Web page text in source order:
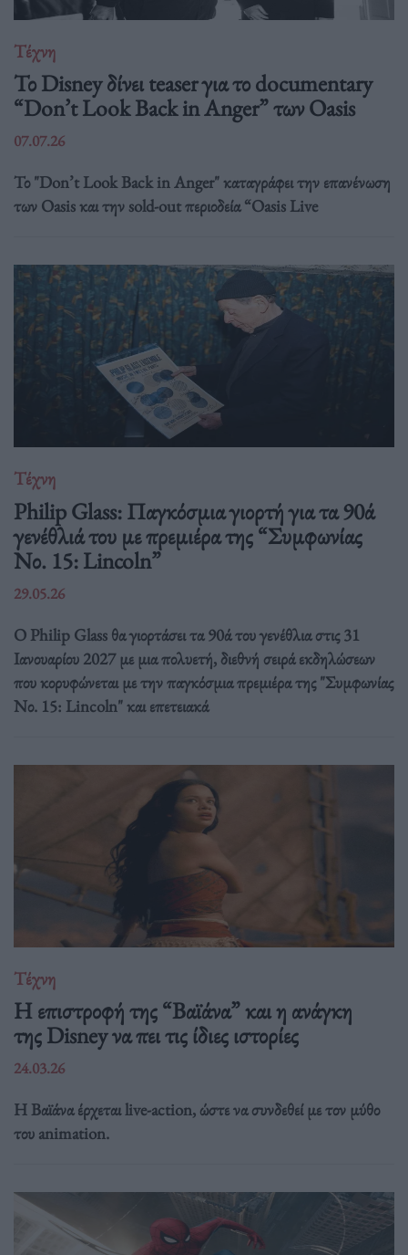
Τέχνη
Το Disney δίνει teaser για το documentary
“Don’t Look Back in Anger” των Oasis
07.07.26
Το "Don’t Look Back in Anger" καταγράφει την επανένωση
των Oasis και την sold-out περιοδεία “Oasis Live
Τέχνη
Philip Glass: Παγκόσμια γιορτή για τα 90ά
γενέθλιά του με πρεμιέρα της “Συμφωνίας
Νο. 15: Lincoln”
29.05.26
Ο Philip Glass θα γιορτάσει τα 90ά του γενέθλια στις 31
Ιανουαρίου 2027 με μια πολυετή, διεθνή σειρά εκδηλώσεων
που κορυφώνεται με την παγκόσμια πρεμιέρα της "Συμφωνίας
Νο. 15: Lincoln" και επετειακά
Τέχνη
Η επιστροφή της “Βαϊάνα” και η ανάγκη
της Disney να πει τις ίδιες ιστορίες
24.03.26
Η Βαϊάνα έρχεται live-action, ώστε να συνδεθεί με τον μύθο
του animation.